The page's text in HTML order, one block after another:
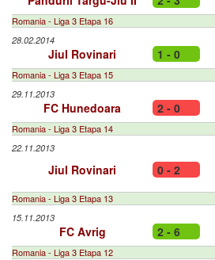
Romania - Liga 3 Etapa 16
28.02.2014
Jiul Rovinari 1 - 0
Romania - Liga 3 Etapa 15
29.11.2013
FC Hunedoara 2 - 0
Romania - Liga 3 Etapa 14
22.11.2013
Jiul Rovinari 0 - 2
Romania - Liga 3 Etapa 13
15.11.2013
FC Avrig 2 - 6
Romania - Liga 3 Etapa 12